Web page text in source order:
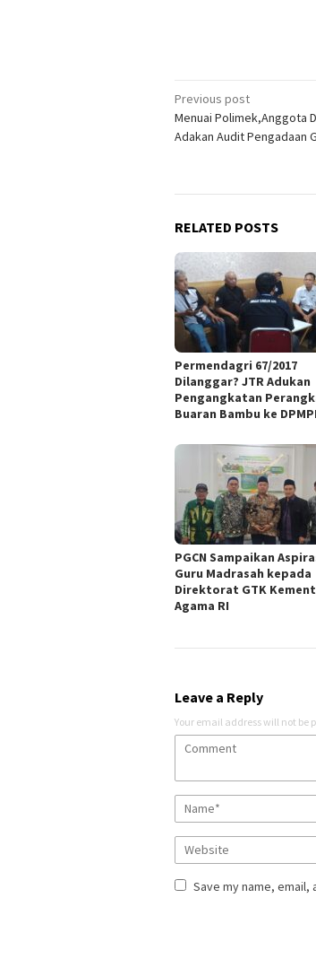
Post
navigation
Previous post
Menuai Polimek,Anggota
Adakan Audit Pengadaan
RELATED POSTS
Permendagri 67/2017
Dilanggar? JTR Adukan
Pengangkatan
Buaran Bambu ke
PGCN Sampaikan
Guru Madrasah kepada
Direktorat GTK
Agama RI
Leave a Reply
Your email address will not be
Save my name,